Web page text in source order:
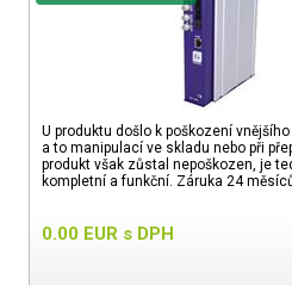
U produktu došlo k poškození
a to manipulací ve skladu nebo při
produkt však zůstal nepoškozen, je
kompletní a funkční. Záruka 24
0.00 EUR s DPH